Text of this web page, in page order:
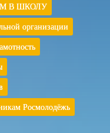
В ШКОЛУ
организации
Росмолодёжь